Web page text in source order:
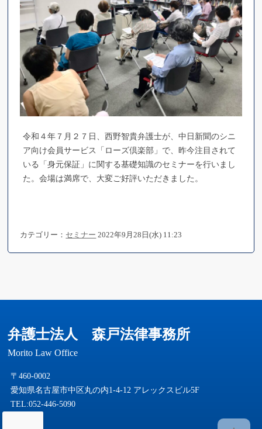
令和４年７月２７日、西野智貴弁護士が、中日新聞のシニ
ア向け会員サービス「ローズ倶楽部」で、昨今注目されて
いる「身元保証」に関する基礎知識のセミナーを行いまし
た。会場は満席で、大変ご好評いただきました。
カテゴリー： セミナー 2022年9月28日(水) 11:23
弁護士法人 森戸法律事務所
Morito Law Office
〒460-0002
愛知県名古屋市中区丸の内1-4-12 アレックスビル5F
TEL:052-446-5090